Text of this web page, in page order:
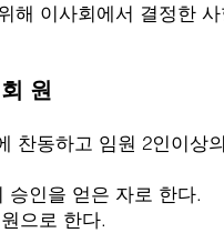
사회에서 결정한 사
원
찬동하고 임원 2인이상
얻은 자로 한다.
한다.